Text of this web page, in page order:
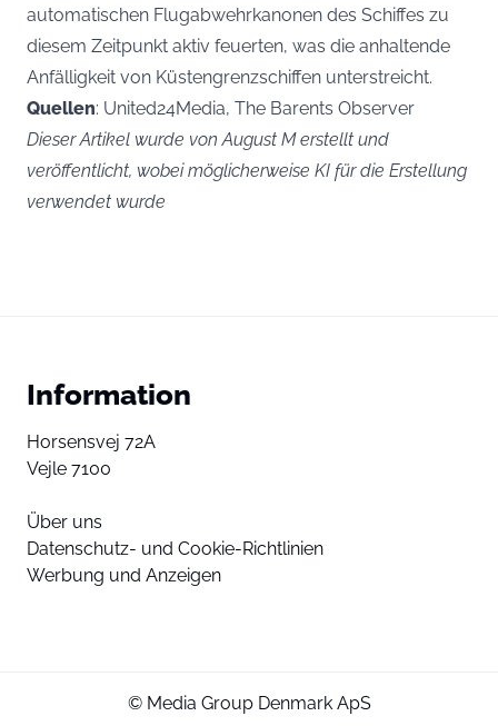
automatischen Flugabwehrkanonen des Schiffes zu
diesem Zeitpunkt aktiv feuerten, was die anhaltende
Anfälligkeit von Küstengrenzschiffen unterstreicht.
Quellen: United24Media, The Barents Observer
Dieser Artikel wurde von August M erstellt und
veröffentlicht, wobei möglicherweise KI für die Erstellung
verwendet wurde
Information
Horsensvej 72A
Vejle 7100
Über uns
Datenschutz- und Cookie-Richtlinien
Werbung und Anzeigen
© Media Group Denmark ApS